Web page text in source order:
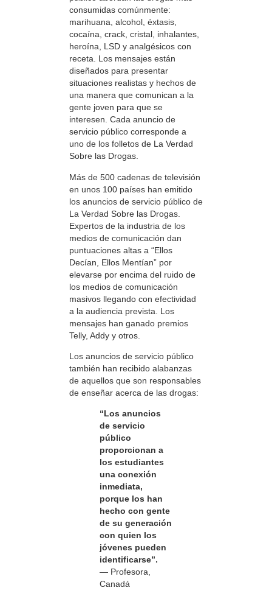
consumidas comúnmente:
marihuana, alcohol, éxtasis,
cocaína, crack, cristal, inhalantes,
heroína, LSD y analgésicos con
receta. Los mensajes están
diseñados para presentar
situaciones realistas y hechos de
una manera que comunican a la
gente joven para que se
interesen. Cada anuncio de
servicio público corresponde a
uno de los folletos de La Verdad
Sobre las Drogas.
Más de 500 cadenas de televisión
en unos 100 países han emitido
los anuncios de servicio público de
La Verdad Sobre las Drogas.
Expertos de la industria de los
medios de comunicación dan
puntuaciones altas a “Ellos
Decían, Ellos Mentían” por
elevarse por encima del ruido de
los medios de comunicación
masivos llegando con efectividad
a la audiencia prevista. Los
mensajes han ganado premios
Telly, Addy y otros.
Los anuncios de servicio público
también han recibido alabanzas
de aquellos que son responsables
de enseñar acerca de las drogas:
“Los anuncios
de servicio
público
proporcionan a
los estudiantes
una conexión
inmediata,
porque los han
hecho con gente
de su generación
con quien los
jóvenes pueden
identificarse”.
— Profesora,
Canadá